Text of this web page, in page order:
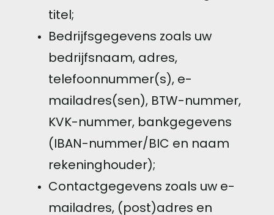
titel;
Bedrijfsgegevens zoals uw
bedrijfsnaam, adres,
telefoonnummer(s), e-
mailadres(sen), BTW-nummer,
KVK-nummer, bankgegevens
(IBAN-nummer/BIC en naam
rekeninghouder);
Contactgegevens zoals uw e-
mailadres, (post)adres en